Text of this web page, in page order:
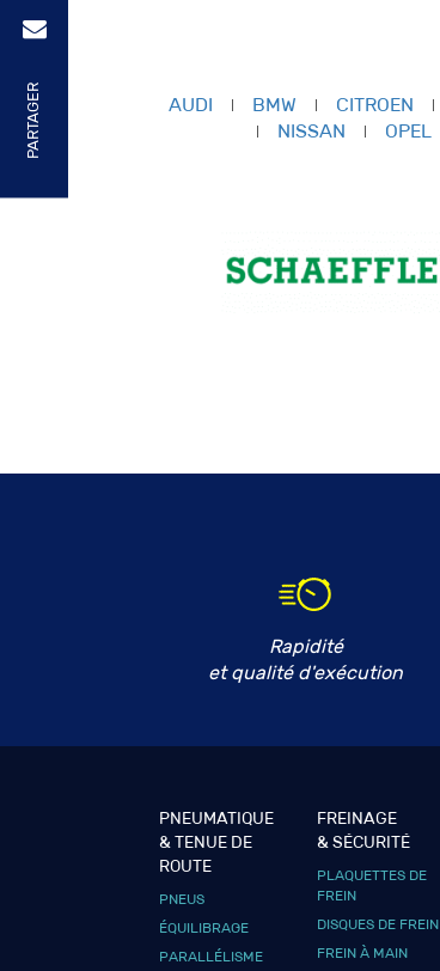
PARTAGER
AUDI
BMW CITROEN
NISSAN
OPEL
Rapidité
et qualité d'exécution
PNEUMATIQUE
& TENUE DE
ROUTE
PNEUS
ÉQUILIBRAGE
PARALLÉLISME
FREINAGE
& SÉCURITÉ
PLAQUETTES DE
FREIN
DISQUES DE FREIN
FREIN À MAIN